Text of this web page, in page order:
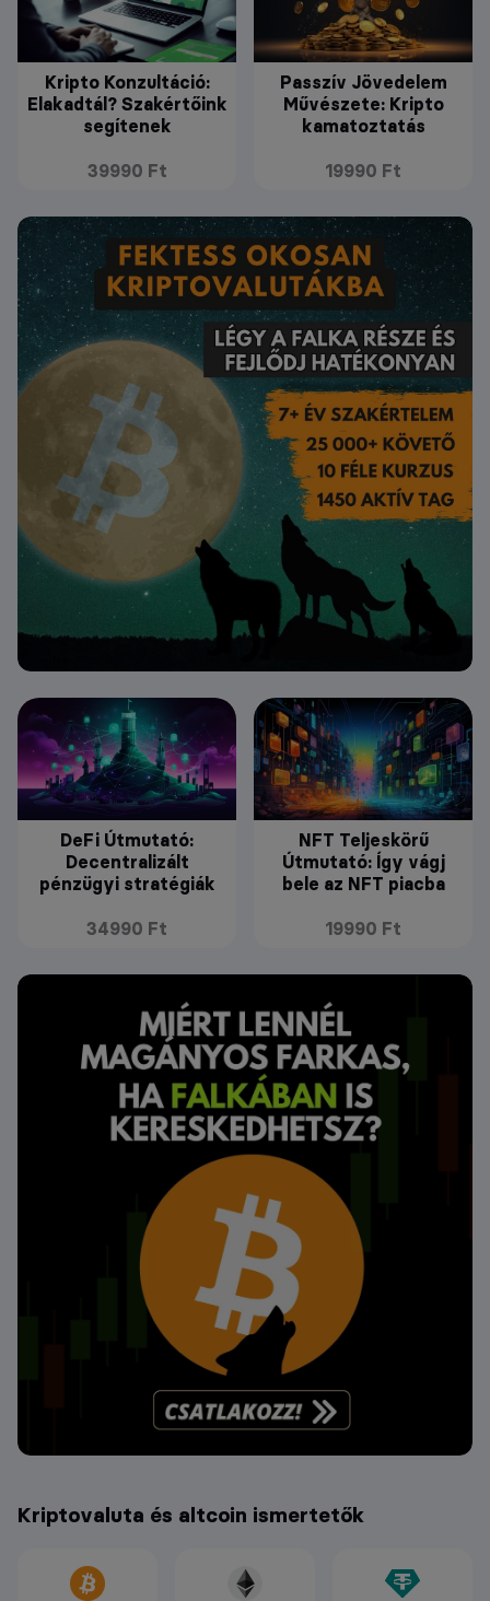
Kripto Konzultáció:
Elakadtál? Szakértőink
segítenek
39990 Ft
Passzív Jövedelem
Művészete: Kripto
kamatoztatás
19990 Ft
DeFi Útmutató:
Decentralizált
pénzügyi stratégiák
34990 Ft
NFT Teljeskörű
Útmutató: Így vágj
bele az NFT piacba
19990 Ft
Kriptovaluta és altcoin ismertetők